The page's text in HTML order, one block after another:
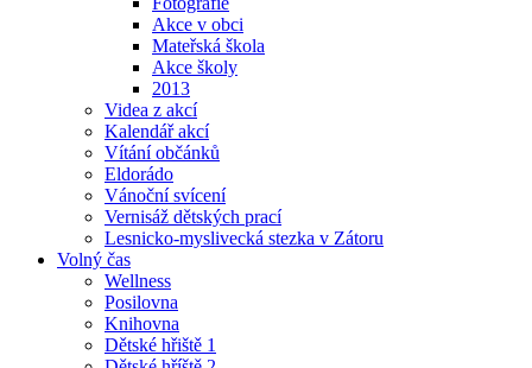
Akce v obci
Mateřská škola
Akce školy
2013
Videa z akcí
Kalendář akcí
Vítání občánků
Eldorádo
Vánoční svícení
Vernisáž dětských prací
Lesnicko-myslivecká stezka v Zátoru
Volný čas
Wellness
Posilovna
Knihovna
Dětské hřiště 1